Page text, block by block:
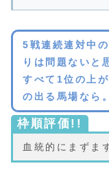
5戦連続連対中
りは問題ないと
すべて1位の上
の出る馬場なら。
枠順評価!!
血統的にまずま